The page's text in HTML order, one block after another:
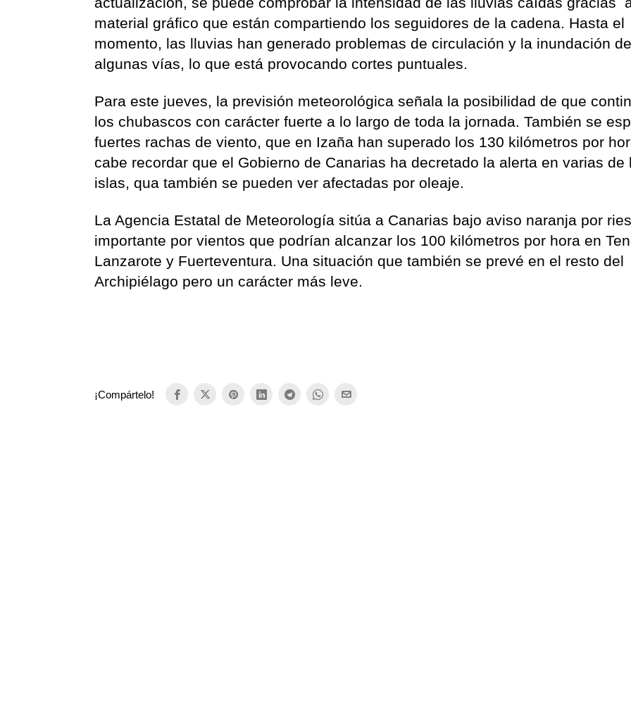
material gráfico que están compartiendo los seguidores de la cadena. Hasta el
momento, las lluvias han generado problemas de circulación y la inundación de
algunas vías, lo que está provocando cortes puntuales.
Para este jueves, la previsión meteorológica señala la posibilidad de que
los chubascos con carácter fuerte a lo largo de toda la jornada. También se
fuertes rachas de viento, que en Izaña han superado los 130 kilómetros por
cabe recordar que el Gobierno de Canarias ha decretado la alerta en varias de
islas, qua también se pueden ver afectadas por oleaje.
La Agencia Estatal de Meteorología sitúa a Canarias bajo aviso naranja por
importante por vientos que podrían alcanzar los 100 kilómetros por hora en
Lanzarote y Fuerteventura. Una situación que también se prevé en el resto del
Archipiélago pero un carácter más leve.
¡Compártelo!